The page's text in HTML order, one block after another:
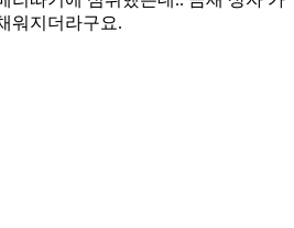
워지더라구요.